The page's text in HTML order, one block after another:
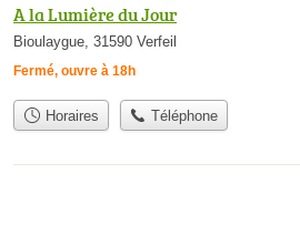
A la Lumière du Jour
Bioulaygue, 31590 Verfeil
Fermé, ouvre à 18h
Horaires Téléphone